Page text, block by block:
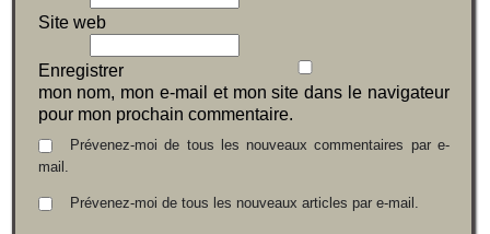
Site web
Enregistrer
mon nom, mon e-mail et mon site dans le navigateur
pour mon prochain commentaire.
Prévenez-moi de tous les nouveaux commentaires par e-
mail.
Prévenez-moi de tous les nouveaux articles par e-mail.